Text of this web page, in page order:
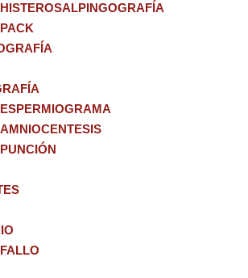
HISTEROSALPINGOGRAFÍA
PACK
ESPERMIOGRAMA
AMNIOCENTESIS
PUNCIÓN
FALLO